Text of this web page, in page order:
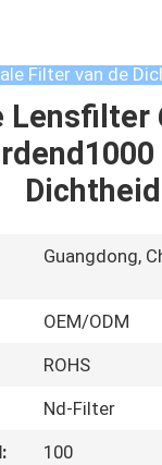
Filter van de
Lensfilter
Dichtheid
Guangdong,
OEM/ODM
ROHS
Nd-Filter
100